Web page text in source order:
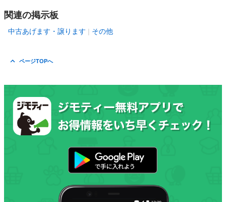
関連の掲示板
中古あげます・譲ります その他
ページTOPへ